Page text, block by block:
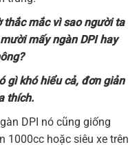
thắc mắc vì sao người ta
mấy ngàn DPI hay
gì khó hiểu cả, đơn giản
thích.
DPI nó cũng giống
1000cc hoặc siêu xe trên